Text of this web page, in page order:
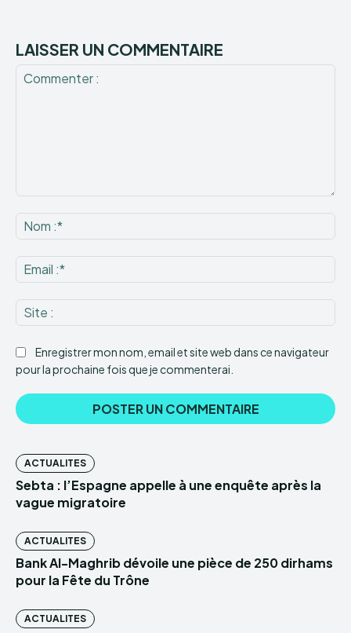
LAISSER UN COMMENTAIRE
:*
:*
:
Enregistrer mon nom, email et site web dans ce navigateur
pour la prochaine fois que je commenterai.
ACTUALITES
Sebta : l’Espagne appelle à une enquête après la
vague migratoire
ACTUALITES
Bank Al-Maghrib dévoile une pièce de 250 dirhams
pour la Fête du Trône
ACTUALITES